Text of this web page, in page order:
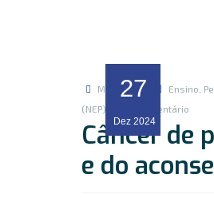
27
Dez 2024
Marketing Ensino,
(NEP)
1 comentárioem
pele
Câncer de
e do